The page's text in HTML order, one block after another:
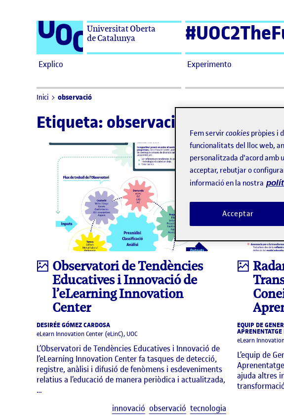
Universitat Oberta
de Catalunya
Explico Experimento
Inici observació
Etiqueta: observació
Infografia
Observatori de Tendències
Educatives i Innovació de
l’eLearning Innovation
Center
DESIRÉE GÓMEZ CARDOSA
eLearn Innovation Center (eLinC), UOC
L’Observatori de Tendències Educatives i Innovació de
l’eLearning Innovation Center fa tasques de detecció,
registre, anàlisi i difusió de fenòmens i esdeveniments
relatius a l’educació de manera periòdica i actualitzada,
…
Etiquetes
innovació observació tecnologia
EQUIP DE
eLearn
L’equip de
ajuda altres
Fem servircookies pròpies i
funcionalitats del lloc web,
personalitzada d'acord amb
acceptar, rebutjar o
informació en la nostra
Acceptar